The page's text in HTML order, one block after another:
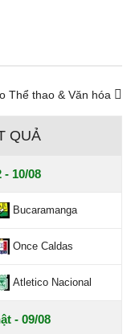
Thể thao & Văn hóa
QUẢ
10/08
Bucaramanga
Once Caldas
Atletico Nacional
- 09/08